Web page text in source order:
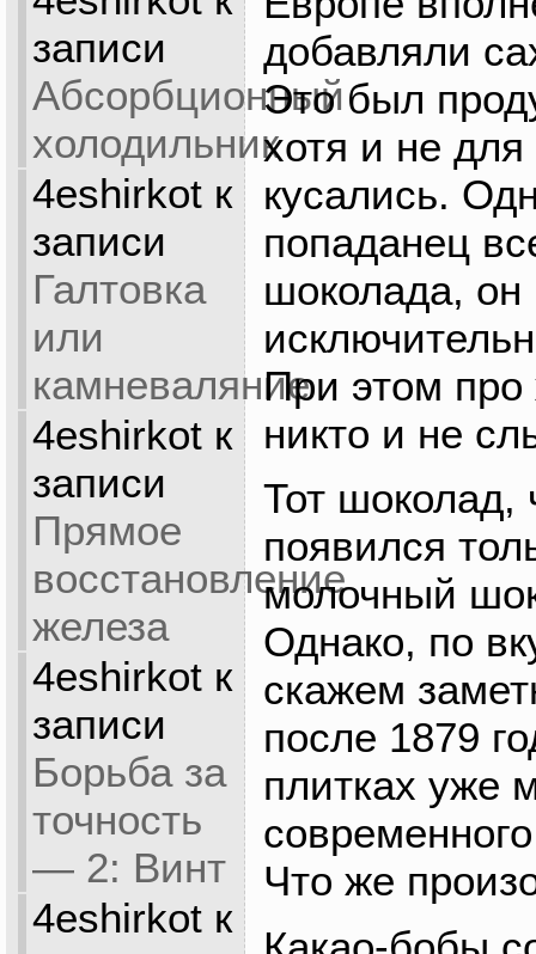
записи
Абсорбционный
холодильник
4eshirkotк
записи
Галтовка
или
камневаляние
4eshirkotк
записи
Прямое
восстановление
железа
4eshirkotк
записи
Борьба за
точность
— 2: Винт
4eshirkotк
добавляли
Это был
хотя и не
кусались.
попаданец
шоколада, он
При этом про
никто и не
Тот шоколад,
появился
молочный
Однако, по
скажем
после 1879
плитках уже
Что же